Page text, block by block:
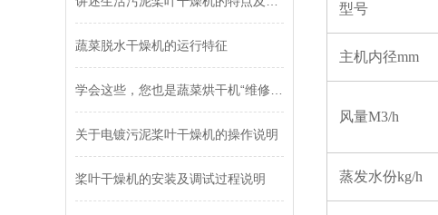
蔬菜脱水干燥机的运行特征
关于电镀污泥桨叶干燥机的操作说明
桨叶干燥机的安装及调试过程说明
型号
主机内径mm
风量M3/h
蒸发水份kg/h